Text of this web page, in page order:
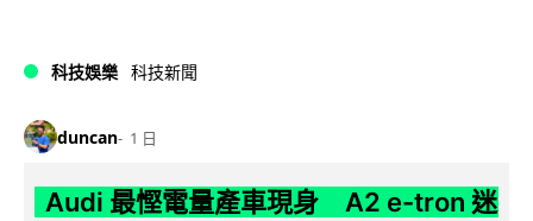
科技娛樂 科技新聞
duncan 1 日
Audi 最慳電量產車現身 A2 e-tron 迷